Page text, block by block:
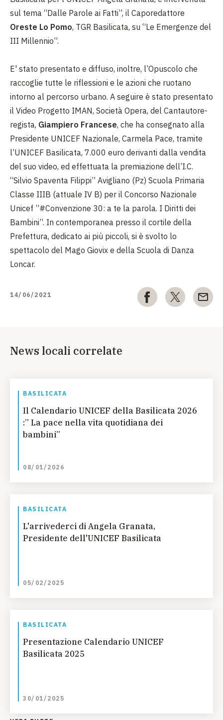
sul tema “Dalle Parole ai Fatti”, il Caporedattore
Oreste Lo Pomo, TGR Basilicata, su “Le Emergenze del
III Millennio”.
E' stato presentato e diffuso, inoltre, l’Opuscolo che
raccoglie tutte le riflessioni e le azioni che ruotano
intorno al percorso urbano. A seguire è stato presentato
il Video Progetto IMAN, Società Opera, del Cantautore-
regista, Giampiero Francese, che ha consegnato alla
Presidente UNICEF Nazionale, Carmela Pace, tramite
l’UNICEF Basilicata, 7.000 euro derivanti dalla vendita
del suo video, ed effettuata la premiazione dell’I.C.
“Silvio Spaventa Filippi” Avigliano (Pz) Scuola Primaria
Classe IIIB (attuale IV B) per il Concorso Nazionale
Unicef ”#Convenzione 30: a te la parola. I Diritti dei
Bambini”. In contemporanea presso il cortile della
Prefettura, dedicato ai più piccoli, si è svolto lo
spettacolo del Mago Giovix e della Scuola di Danza
Loncar.
14/06/2021
News locali correlate
BASILICATA
Il Calendario UNICEF della Basilicata 2026
:” La pace nella vita quotidiana dei
bambini”
08/01/2026
BASILICATA
L'arrivederci di Angela Granata,
Presidente dell'UNICEF Basilicata
05/02/2025
BASILICATA
Presentazione Calendario UNICEF
Basilicata 2025
30/01/2025